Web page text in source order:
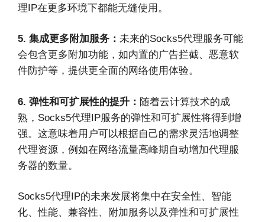
理IP在更多环境下都能无缝使用。
5. 集成更多附加服务： 未来的Socks5代理服务可能
会包含更多附加功能，如内置的广告拦截、恶意软
件防护等，提供更全面的网络使用体验。
6. 弹性和可扩展性的提升： 随着云计算技术的成
熟，Socks5代理IP服务的弹性和可扩展性将得到增
强。这意味着用户可以根据自己的需求灵活地调整
代理资源，例如在网络流量高峰期自动增加代理服
务器的数量。
Socks5代理IP的未来发展将集中在安全性、智能
化、性能、兼容性、附加服务以及弹性和可扩展性